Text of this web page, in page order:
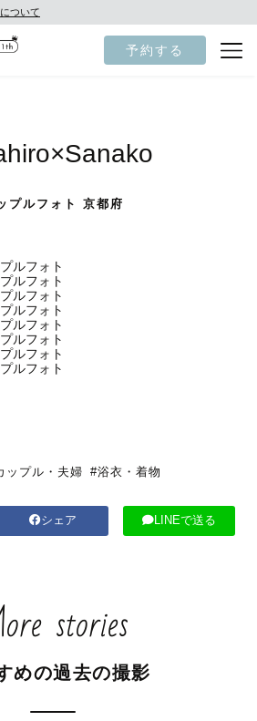
ついて
予約する
プルフォト 京都府
ップル・夫婦 #浴衣・着物
シェア LINEで送る
stories
めの過去の撮影